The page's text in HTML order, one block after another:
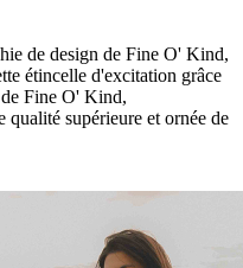
de design de Fine O' Kind,
étincelle d'excitation grâce
Fine O' Kind,
qualité supérieure et ornée de